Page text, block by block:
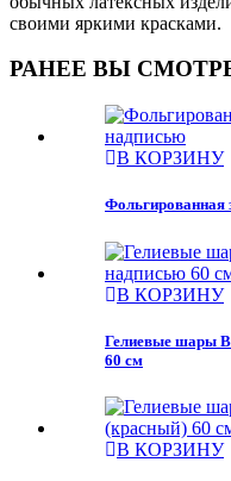
своими яркими красками.
РАНЕЕ ВЫ
В КОРЗИНУ
Фольгированная
В КОРЗИНУ
Гелиевые шары
60 см
В КОРЗИНУ